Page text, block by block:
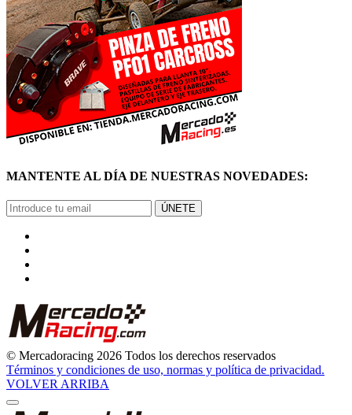
MANTENTE AL DÍA DE NUESTRAS NOVEDADES:
ÚNETE
© Mercadoracing 2026 Todos los derechos reservados
Términos y condiciones de uso, normas y política de privacidad.
VOLVER ARRIBA